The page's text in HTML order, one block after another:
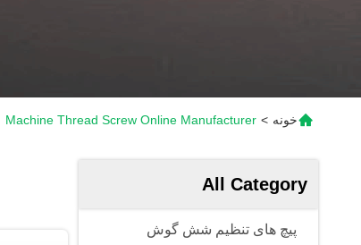
خونه >
Machine Thread Screw Online Manufacturer
All Category
پیچ های تنظیم شش گوش